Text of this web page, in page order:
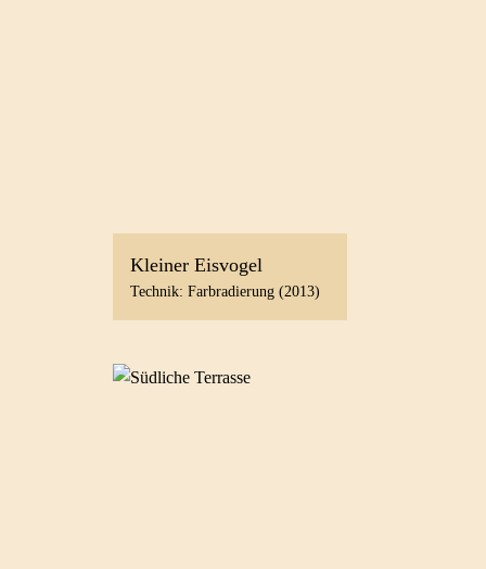
Kleiner Eisvogel
Technik: Farbradierung (2013)